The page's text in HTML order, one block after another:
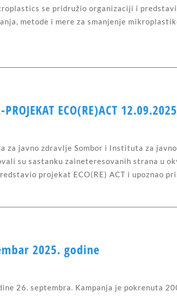
se pridružio organizaciji i
metode i mere za smanjenje
ECO(RE)ACT
za javno zdravlje Sombor i Instituta za
su sastanku zaineteresovanih strana u
projekat ECO(RE) ACT i upoznao
2025. godine
26. septembra. Kampanja je pokrenuta